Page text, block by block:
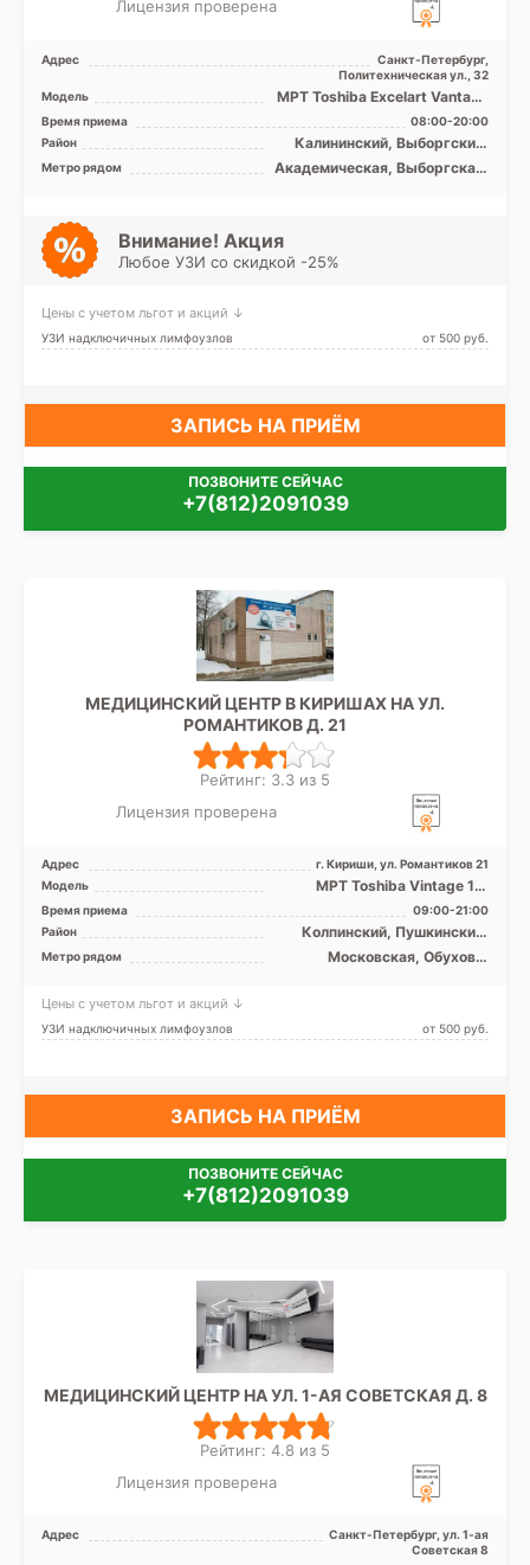
Лицензия проверена
Адрес
Санкт-Петербург,
Политехническая ул., 32
Модель
МРТ Toshiba Excelart Vantage
1.5T закрытый тип, КТ
Toshiba Aquilion 32 ...
Время приема
08:00-20:00
Район
Калининский, Выборгский,
Красногвардейский,
Петроградский, Приморский
Метро рядом
Академическая, Выборгская,
Мужества, Политехническая,
Проспект Просвещения,
Внимание! Акция
Любое УЗИ со скидкой -25%
Цены с учетом льгот и акций ↓
УЗИ надключичных лимфоузлов от 500 pуб.
ЗАПИСЬ НА ПРИЁМ
ПОЗВОНИТЕ СЕЙЧАС
+7(812)2091039
МЕДИЦИНСКИЙ ЦЕНТР В КИРИШАХ НА УЛ.
РОМАНТИКОВ Д. 21
Рейтинг: 3.3 из 5
Лицензия проверена
Адрес
г. Кириши, ул. Романтиков 21
Модель
МРТ Toshiba Vintage 1.5
Тесла, закрытого типа, УЗИ
Время приема
09:00-21:00
Район
Колпинский, Пушкинский,
Лен. область
Метро рядом
Московская, Обухово,
Цены с учетом льгот и акций ↓
УЗИ надключичных лимфоузлов от 500 pуб.
ЗАПИСЬ НА ПРИЁМ
ПОЗВОНИТЕ СЕЙЧАС
+7(812)2091039
МЕДИЦИНСКИЙ ЦЕНТР НА УЛ. 1-АЯ СОВЕТСКАЯ Д. 8
Рейтинг: 4.8 из 5
Лицензия проверена
Адрес
Санкт-Петербург, ул. 1-ая
Советская 8